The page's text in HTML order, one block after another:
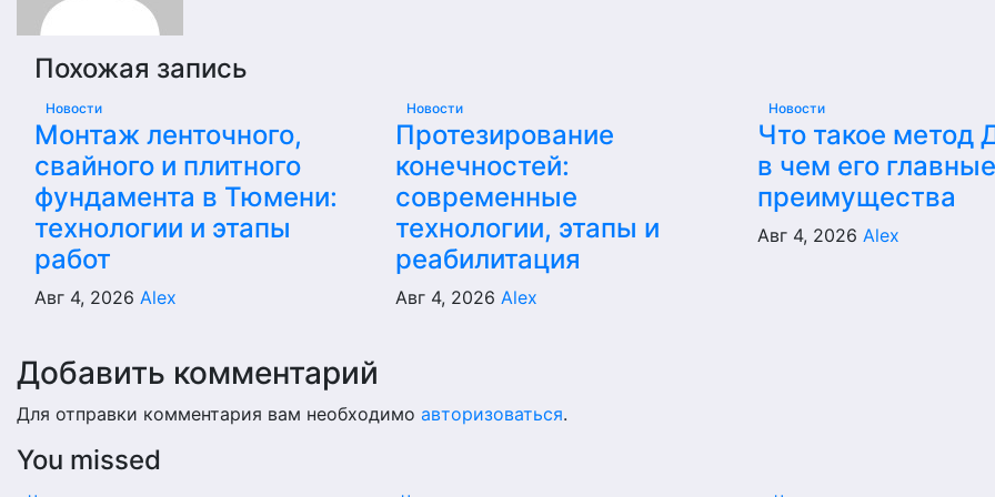
Похожая запись
Новости
Монтаж ленточного,
свайного и плитного
фундамента в Тюмени:
технологии и этапы
работ
Авг 4, 2026 Alex
Новости
Протезирование
конечностей:
современные
технологии, этапы и
реабилитация
Авг 4, 2026Alex
Новости
Что такое метод
в чем его главные
преимущества
Авг 4, 2026 Alex
Добавить комментарий
Для отправки комментария вам необходимо авторизоваться.
You missed